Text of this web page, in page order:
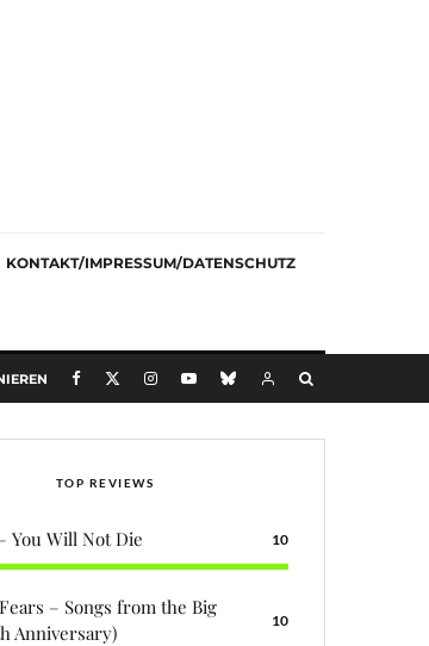
KONTAKT/IMPRESSUM/DATENSCHUTZ
TOP REVIEWS
You Will Not Die 10
– Songs from the Big
Anniversary)
10